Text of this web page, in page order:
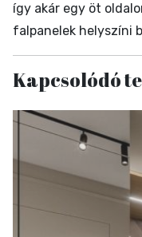
így akár egy öt
falpanelek helyszíni
Kapcsolódó